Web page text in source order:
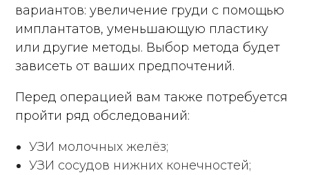
вариантов: увеличение груди с помощью
имплантатов, уменьшающую пластику
или другие методы. Выбор метода будет
зависеть от ваших предпочтений.
Перед операцией вам также потребуется
пройти ряд обследований:
УЗИ молочных желёз;
УЗИ сосудов нижних конечностей;